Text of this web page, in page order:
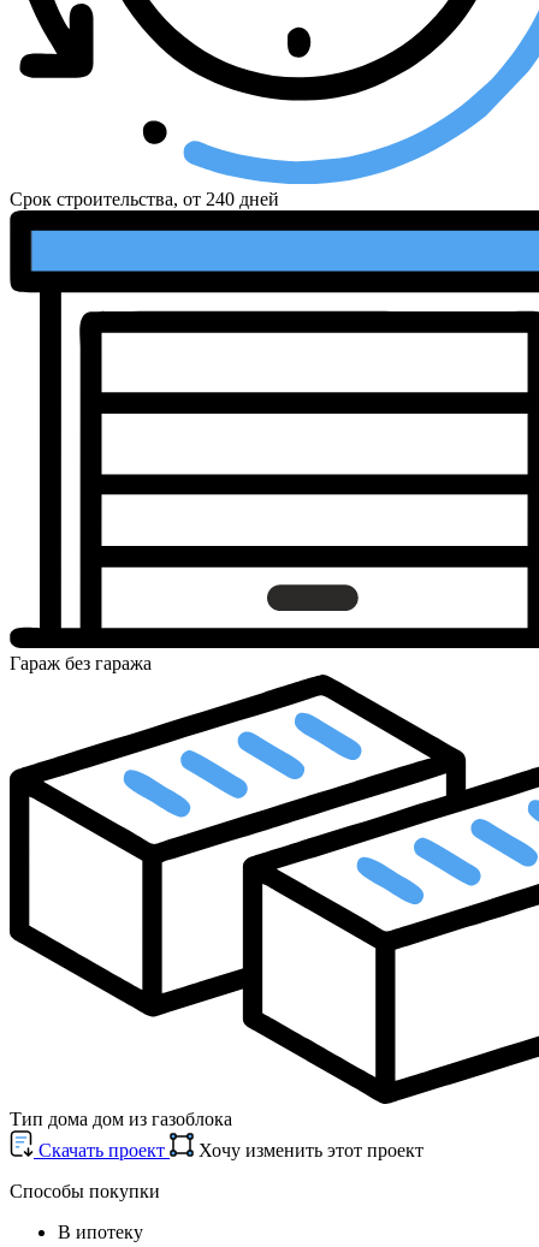
Срок строительства, от 240 дней
Гараж без гаража
Тип дома дом из газоблока
Cкачать проект
Хочу изменить этот проект
Способы покупки
В ипотеку